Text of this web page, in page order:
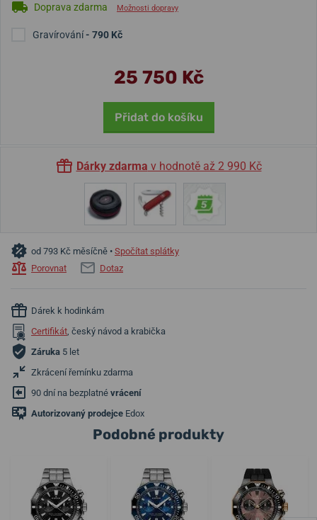
Doprava zdarma Možnosti dopravy
Gravírování- 790 Kč
25 750 Kč
Přidat do košíku
Dárky zdarma v hodnotě až 2 990 Kč
od 793 Kč měsíčně • Spočítat splátky
Porovnat
Dotaz
Dárek k hodinkám
Certifikát, český návod a krabička
Záruka 5 let
Zkrácení řemínku zdarma
90 dní na bezplatné vrácení
Autorizovaný prodejce Edox
Podobné produkty